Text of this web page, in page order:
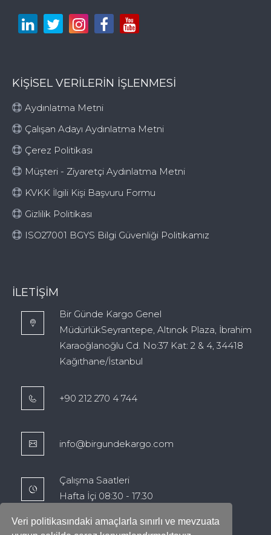
Veri politikasındaki amaçlarla sınırlı ve mevzuata
KİŞİSEL VERİLERİN İŞLENMESİ
Aydınlatma Metni
Çalışan Adayı Aydınlatma Metni
Çerez Politikası
Müşteri - Ziyaretçi Aydınlatma Metni
KVKK İlgili Kişi Başvuru Formu
Gizlilik Politikası
ISO27001 BGYS Bilgi Güvenliği Politikamız
İLETIŞIM
Bir Günde Kargo Genel
MüdürlükSeyrantepe, Altınok Plaza, İbrahim
Karaoğlanoğlu Cd. No:37 Kat: 2 & 4, 34418
Kağıthane/İstanbul
+90 212 270 4 744
info@birgundekargo.com
Çalışma Saatleri
Hafta İçi 08:30 - 17:30